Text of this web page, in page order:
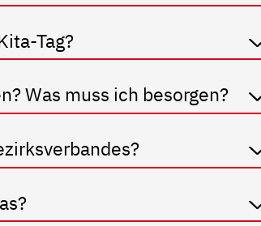
Tag?
Was muss ich besorgen?